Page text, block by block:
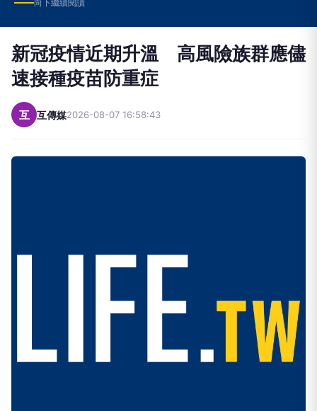
向下繼續閱讀
新冠疫情近期升溫 高風險族群應儘
速接種疫苗防重症
互 互傳媒2026-08-07 16:58:43